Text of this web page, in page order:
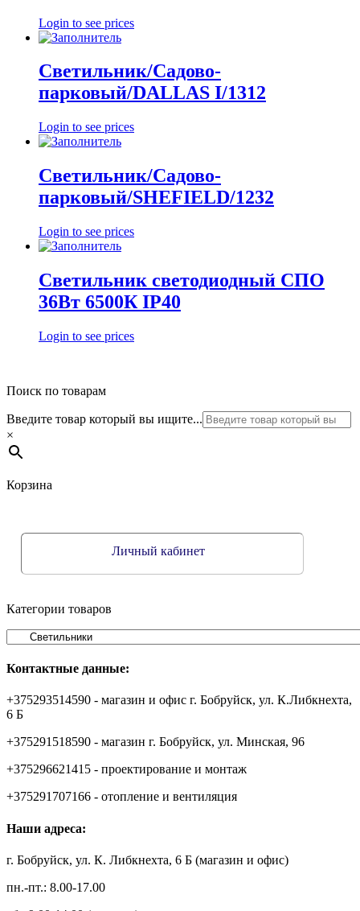
Login to see prices
Светильник/Садово-
парковый/DALLAS I/1312
Login to see prices
Светильник/Садово-
парковый/SHEFIELD/1232
Login to see prices
Светильник светодиодный СПО
36Вт 6500К IP40
Login to see prices
Поиск по товарам
Введите товар который вы ищите...
×
Корзина
Личный кабинет
Категории товаров
Контактные данные:
+375293514590 - магазин и офис г. Бобруйск, ул. К.Либкнехта,
6 Б
+375291518590 - магазин г. Бобруйск, ул. Минская, 96
+375296621415 - проектирование и монтаж
+375291707166 - отопление и вентиляция
Наши адреса:
г. Бобруйск, ул. К. Либкнехта, 6 Б (магазин и офис)
пн.-пт.: 8.00-17.00